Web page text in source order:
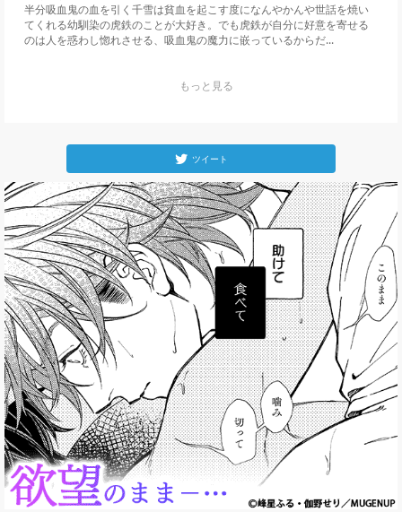
半分吸血鬼の血を引く千雪は貧血を起こす度になんやかんや世話を焼い
てくれる幼馴染の虎鉄のことが大好き。でも虎鉄が自分に好意を寄せる
のは人を惑わし惚れさせる、吸血鬼の魔力に嵌っているからだ...
ツイート